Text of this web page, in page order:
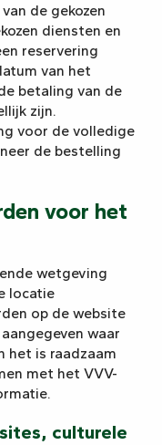
de gekozen
diensten en
reservering
van het
betaling van de
zijn.
voor de volledige
de bestelling
voor het
wetgeving
locatie
op de website
waar
het is raadzaam
met het VVV-
culturele